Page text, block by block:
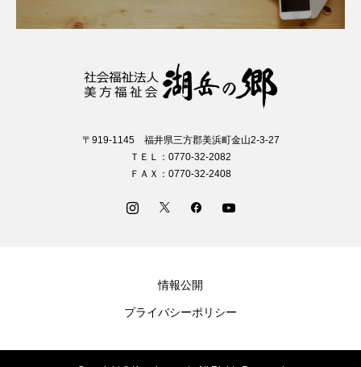
〒919-1145 福井県三方郡美浜町金山2-3-27
ＴＥＬ：0770-32-2082
ＦＡＸ：0770-32-2408
情報公開
プライバシーポリシー